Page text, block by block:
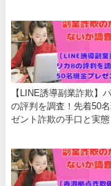
【LINE誘導副業詐欺】
の評判を調査！先着50
ゼント詐欺の手口と実態